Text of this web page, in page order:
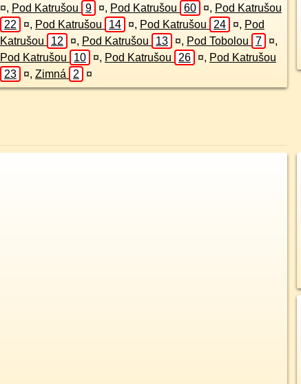
¤, Pod Katrušou 9 ¤, Pod Katrušou 60 ¤, Pod Katrušou
22
¤, Pod Katrušou 14 ¤, Pod Katrušou 24 ¤, Pod
Katrušou
12 ¤, Pod Katrušou 13 ¤, Pod Tobolou 7 ¤,
Pod Katrušou
10 ¤, Pod Katrušou 26 ¤, Pod Katrušou
23
¤, Zimná 2 ¤